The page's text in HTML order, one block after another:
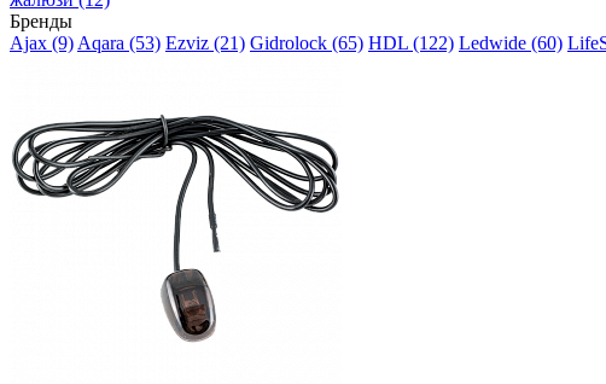
Бренды
Ajax (9) Aqara (53) Ezviz (21) Gidrolock (65) HDL (122) Ledwide (60)